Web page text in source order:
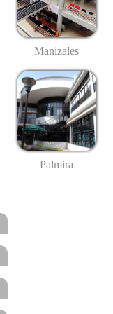
Manizales
Palmira